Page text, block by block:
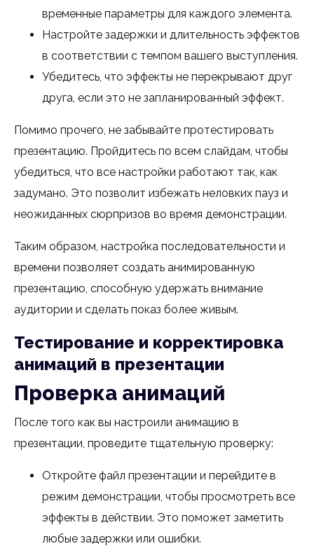
временные параметры для каждого элемента.
Настройте задержки и длительность эффектов
в соответствии с темпом вашего выступления.
Убедитесь, что эффекты не перекрывают друг
друга, если это не запланированный эффект.
Помимо прочего, не забывайте протестировать
презентацию. Пройдитесь по всем слайдам, чтобы
убедиться, что все настройки работают так, как
задумано. Это позволит избежать неловких пауз и
неожиданных сюрпризов во время демонстрации.
Таким образом, настройка последовательности и
времени позволяет создать анимированную
презентацию, способную удержать внимание
аудитории и сделать показ более живым.
Тестирование и корректировка
анимаций в презентации
Проверка анимаций
После того как вы настроили анимацию в
презентации, проведите тщательную проверку:
Откройте файл презентации и перейдите в
режим демонстрации, чтобы просмотреть все
эффекты в действии. Это поможет заметить
любые задержки или ошибки.